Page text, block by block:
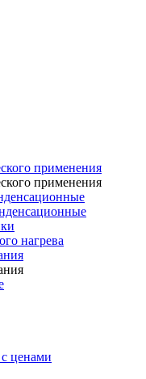
применения
применения
нагрева
с ценами